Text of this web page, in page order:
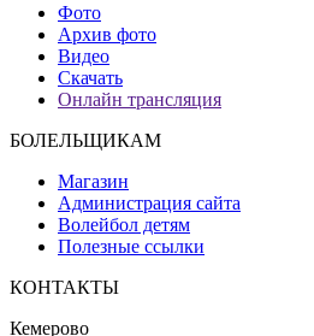
Фото
Архив фото
Видео
Скачать
Онлайн трансляция
БОЛЕЛЬЩИКАМ
Магазин
Администрация сайта
Волейбол детям
Полезные ссылки
КОНТАКТЫ
Кемерово